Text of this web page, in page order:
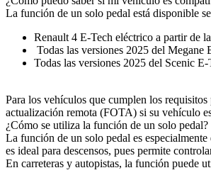
La función de un solo pedal está disponible
Renault 4 E-Tech eléctrico a partir de
Todas las versiones 2025 del Megane
Todas las versiones 2025 del Scenic
Para los vehículos que cumplen los
actualización remota (FOTA) si su vehículo
¿Cómo se utiliza la función de un solo pedal?
La función de un solo pedal es
es ideal para descensos, pues permite
En carreteras y autopistas, la función puede